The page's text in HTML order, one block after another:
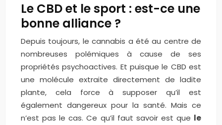
Le CBD et le sport : est-ce une
bonne alliance ?
Depuis toujours, le cannabis a été au centre de
nombreuses polémiques à cause de ses
propriétés psychoactives. Et puisque le CBD est
une molécule extraite directement de ladite
plante, cela force à supposer qu’il est
également dangereux pour la santé. Mais ce
n’est pas le cas. Ce qu’il faut savoir est que le